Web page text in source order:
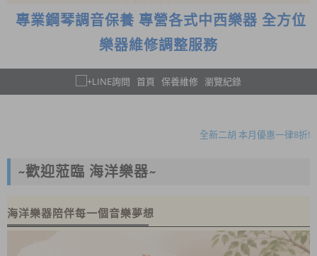
專業鋼琴調音保養 專營各式中西樂器 全方位
樂器維修調整服務
首頁 保養維修 瀏覽紀錄
全新二胡 本月優惠一律8折!
專業鋼琴到府調音、保養服務~ 歡迎來電預約!
木吉他大保養原價1050元 7-8月優惠方案只要780元!
全新二胡 本月優惠一律8折!
~歡迎蒞臨 海洋樂器~
海洋樂器陪伴每一個音樂夢想